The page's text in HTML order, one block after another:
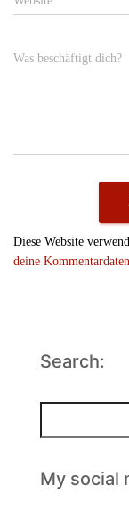
Was beschäftigt dich?
Diese Website
deine
Search:
h
eMy social